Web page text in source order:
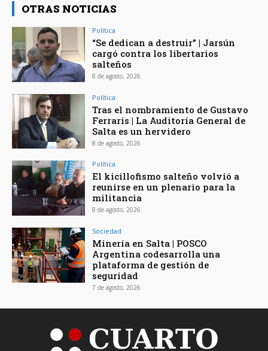
OTRAS NOTICIAS
Política
“Se dedican a destruir” | Jarsún
cargó contra los libertarios
salteños
8 de agosto, 2026
Política
Tras el nombramiento de Gustavo
Ferraris | La Auditoría General de
Salta es un hervidero
8 de agosto, 2026
Política
El kicillofismo salteño volvió a
reunirse en un plenario para la
militancia
8 de agosto, 2026
Sociedad
Minería en Salta | POSCO
Argentina codesarrolla una
plataforma de gestión de
seguridad
7 de agosto, 2026